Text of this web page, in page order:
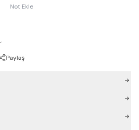
Not Ekle
Paylaş